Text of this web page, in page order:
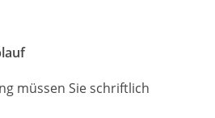
müssen Sie schriftlich